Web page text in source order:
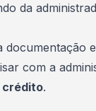
da
com a
crédito.